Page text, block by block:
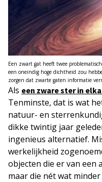
Een zwart gat heeft twee
een oneindig hoge dichtheid zou
zorgen dat zwarte gaten informatie
Als een zware ster in
Tenminste, dat is wat
natuur- en
dikke twintig jaar
ingenieus alternatief.
werkelijkheid
objecten die er van een
maar die nét wat